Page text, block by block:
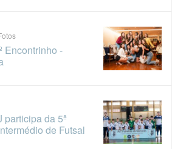
Encontrinho -
participa da 5ª
de Futsal